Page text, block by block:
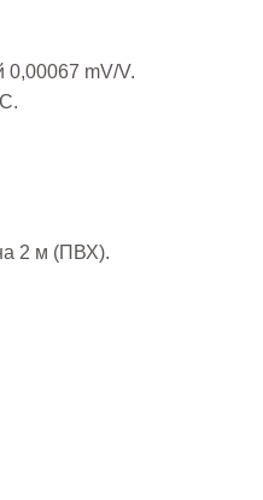
0,00067 mV/V.
2 м (ПВХ).